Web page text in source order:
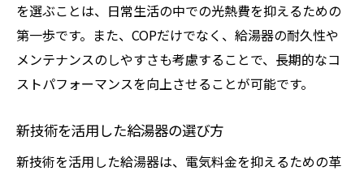
を選ぶことは、日常生活の中での光熱費を抑えるための
第一歩です。また、COPだけでなく、給湯器の耐久性や
メンテナンスのしやすさも考慮することで、長期的なコ
ストパフォーマンスを向上させることが可能です。
新技術を活用した給湯器の選び方
新技術を活用した給湯器は、電気料金を抑えるための革